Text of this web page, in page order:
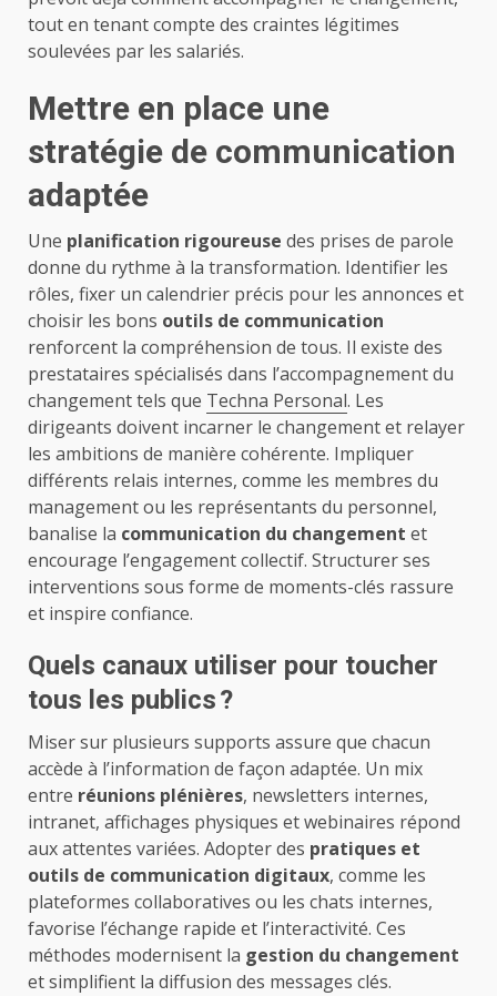
tout en tenant compte des craintes légitimes
soulevées par les salariés.
Mettre en place une
stratégie de communication
adaptée
Une planification rigoureuse des prises de parole
donne du rythme à la transformation. Identifier les
rôles, fixer un calendrier précis pour les annonces et
choisir les bons outils de communication
renforcent la compréhension de tous. Il existe des
prestataires spécialisés dans l’accompagnement du
changement tels que Techna Personal. Les
dirigeants doivent incarner le changement et relayer
les ambitions de manière cohérente. Impliquer
différents relais internes, comme les membres du
management ou les représentants du personnel,
banalise la communication du changement et
encourage l’engagement collectif. Structurer ses
interventions sous forme de moments-clés rassure
et inspire confiance.
Quels canaux utiliser pour toucher
tous les publics ?
Miser sur plusieurs supports assure que chacun
accède à l’information de façon adaptée. Un mix
entre réunions plénières, newsletters internes,
intranet, affichages physiques et webinaires répond
aux attentes variées. Adopter des pratiques et
outils de communication digitaux, comme les
plateformes collaboratives ou les chats internes,
favorise l’échange rapide et l’interactivité. Ces
méthodes modernisent la gestion du changement
et simplifient la diffusion des messages clés.